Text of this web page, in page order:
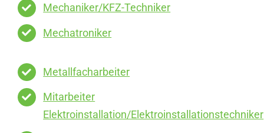
Mechaniker/KFZ-Techniker
Mechatroniker
Metallfacharbeiter
Mitarbeiter
Elektroinstallation/Elektroinstallationstechniker